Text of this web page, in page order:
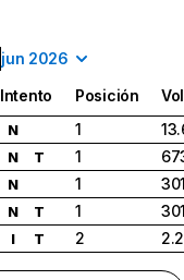
jun 2026
Intento Posición
N 1
N T 1
N 1
N T 1
I T 2